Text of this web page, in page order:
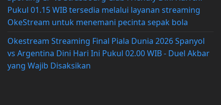
Pukul 01.15 WIB tersedia melalui layanan streaming
OkeStream untuk menemani pecinta sepak bola
Okestream Streaming Final Piala Dunia 2026 Spanyol
vs Argentina Dini Hari Ini Pukul 02.00 WIB - Duel Akbar
yang Wajib Disaksikan